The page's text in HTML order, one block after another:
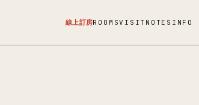
線上訂房ROOMSVISIT NOTES INFO